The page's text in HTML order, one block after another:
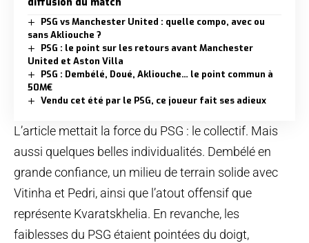
PSG vs Manchester United : quelle compo, avec ou
sans Akliouche ?
PSG : le point sur les retours avant Manchester
United et Aston Villa
PSG : Dembélé, Doué, Akliouche… le point commun à
50M€
Vendu cet été par le PSG, ce joueur fait ses adieux
L’article mettait la force du PSG : le collectif. Mais
aussi quelques belles individualités. Dembélé en
grande confiance, un milieu de terrain solide avec
Vitinha et Pedri, ainsi que l’atout offensif que
représente Kvaratskhelia. En revanche, les
faiblesses du PSG étaient pointées du doigt,